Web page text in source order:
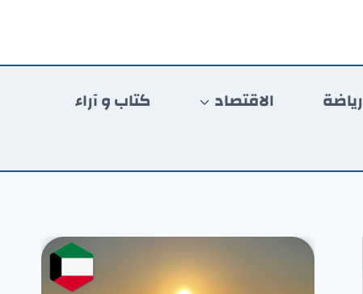
رياضة الاقتصاد
كتاب و آراء